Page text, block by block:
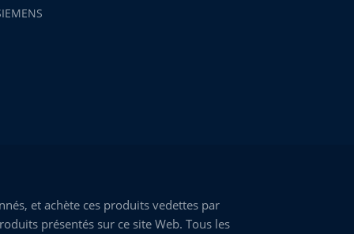
et achète ces produits vedettes par
présentés sur ce site Web. Tous les